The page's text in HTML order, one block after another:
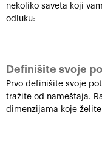
nekoliko saveta koji
odluku:
Definišite svoje
Prvo definišite svoje
tražite od nameštaja.
dimenzijama koje